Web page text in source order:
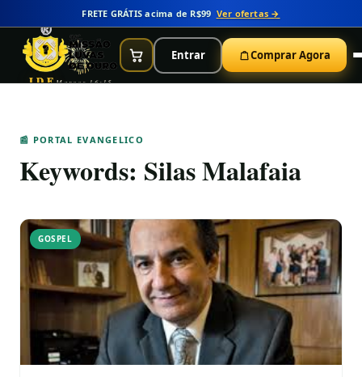
FRETE GRÁTIS acima de R$99 Ver ofertas →
IDEMarcos 16:15
Entrar Comprar Agora
📰 PORTAL EVANGELICO
Keywords: Silas Malafaia
GOSPEL